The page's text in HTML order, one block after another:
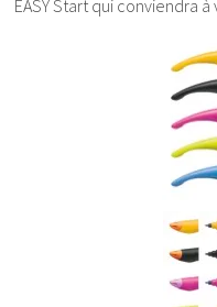
EASY Start qui conviendra